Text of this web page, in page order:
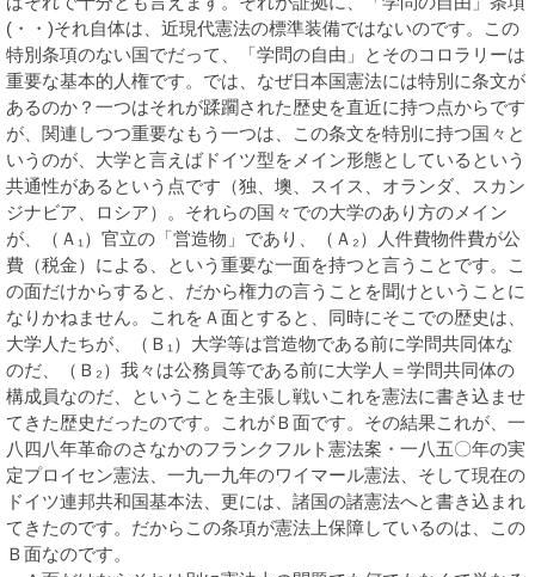
(・・)それ自体は、近現代憲法の標準装備ではないのです。この
特別条項のない国でだって、「学問の自由」とそのコロラリーは
重要な基本的人権です。では、なぜ日本国憲法には特別に条文が
あるのか？一つはそれが蹂躙された歴史を直近に持つ点からです
が、関連しつつ重要なもう一つは、この条文を特別に持つ国々と
いうのが、大学と言えばドイツ型をメイン形態としているという
共通性があるという点です（独、墺、スイス、オランダ、スカン
ジナビア、ロシア）。それらの国々での大学のあり方のメイン
が、（Ａ₁）官立の「営造物」であり、（Ａ₂）人件費物件費が公
費（税金）による、という重要な一面を持つと言うことです。こ
の面だけからすると、だから権力の言うことを聞けということに
なりかねません。これをＡ面とすると、同時にそこでの歴史は、
大学人たちが、（Ｂ₁）大学等は営造物である前に学問共同体な
のだ、（Ｂ₂）我々は公務員等である前に大学人＝学問共同体の
構成員なのだ、ということを主張し戦いこれを憲法に書き込ませ
てきた歴史だったのです。これがＢ面です。その結果これが、一
八四八年革命のさなかのフランクフルト憲法案・一八五〇年の実
定プロイセン憲法、一九一九年のワイマール憲法、そして現在の
ドイツ連邦共和国基本法、更には、諸国の諸憲法へと書き込まれ
てきたのです。だからこの条項が憲法上保障しているのは、この
Ｂ面なのです。